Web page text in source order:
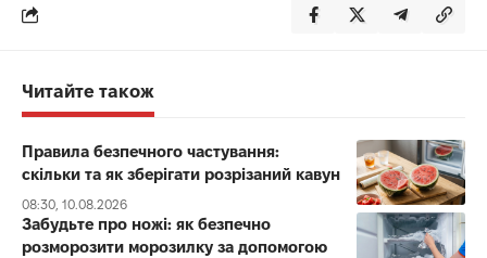
Читайте також
Правила безпечного частування:
скільки та як зберігати розрізаний кавун
08:30, 10.08.2026
Забудьте про ножі: як безпечно
розморозити морозилку за допомогою